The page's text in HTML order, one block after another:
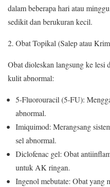
dalam beberapa hari atau
sedikit dan berukuran kecil.
Obat Topikal (Salep atau
Obat dioleskan langsung ke lesi
kulit abnormal:
5-Fluorouracil (5-FU):
abnormal.
Imiquimod: Merangsang
sel abnormal.
Diclofenac gel: Obat
untuk AK ringan.
Ingenol mebutate: Obat yang